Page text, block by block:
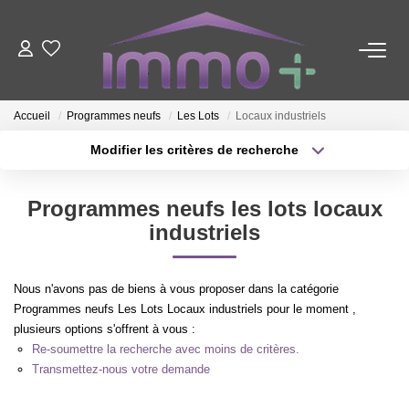
ACHETER
LOUER
FAIRE GÉRER
ESTIMER
NOTRE AGENCE
Nous Contacter
Accueil Programmes neufs Les Lots Locaux industriels
Modifier les critères de recherche
Sélectionnez...
Type de bien
Surface min
Créer une alerte
Programmes neufs les lots locaux
industriels
Nous n'avons pas de biens à vous proposer dans la catégorie
Programmes neufs Les Lots Locaux industriels pour le moment ,
plusieurs options s'offrent à vous :
Re-soumettre la recherche avec moins de critères.
Transmettez-nous votre demande